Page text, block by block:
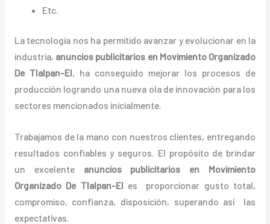
Etc.
La tecnología nos ha permitido avanzar y evolucionar en la
industria, anuncios publicitarios en Movimiento Organizado
De Tlalpan-El, ha conseguido mejorar los procesos de
producción logrando una nueva ola de innovación para los
sectores mencionados inicialmente.
Trabajamos de la mano con nuestros clientes, entregando
resultados confiables y seguros. El propósito de brindar
un excelente anuncios publicitarios en Movimiento
Organizado De Tlalpan-El es proporcionar gusto total,
compromiso, confianza, disposición, superando así las
expectativas.